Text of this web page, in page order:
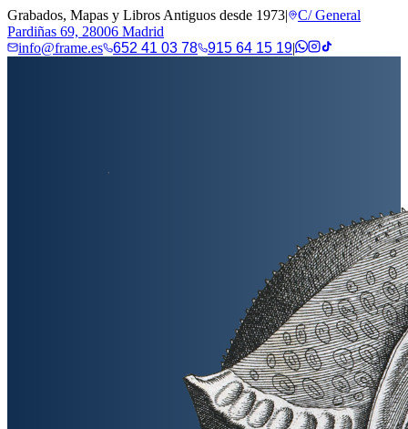
Grabados, Mapas y Libros Antiguos desde 1973|
C/ General
Pardiñas 69, 28006 Madrid
info@frame.es
652 41 03 78 915 64 15 19|